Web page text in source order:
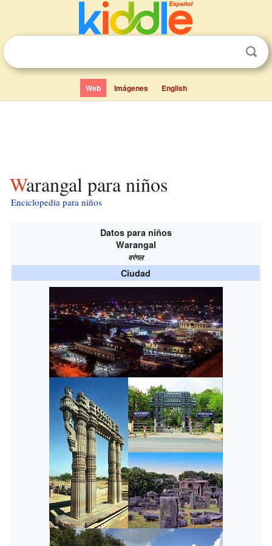
Web Imágenes English
Warangal para niños
Enciclopedia para niños
Datos para niños
Warangal
वरंगल
Ciudad